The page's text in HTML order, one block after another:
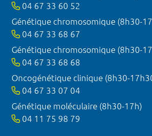
04 67 33 60 52
Génétique chromosomique (8h30-
04 67 33 68 67
Génétique chromosomique (8h30-
04 67 33 68 68
Oncogénétique clinique (8h30-
04 67 33 07 04
Génétique moléculaire (8h30-17h)
04 11 75 98 79